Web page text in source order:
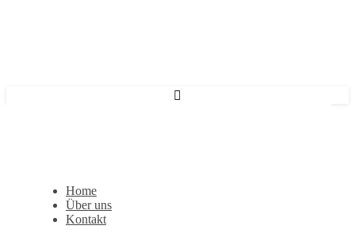
Home
Über uns
Kontakt